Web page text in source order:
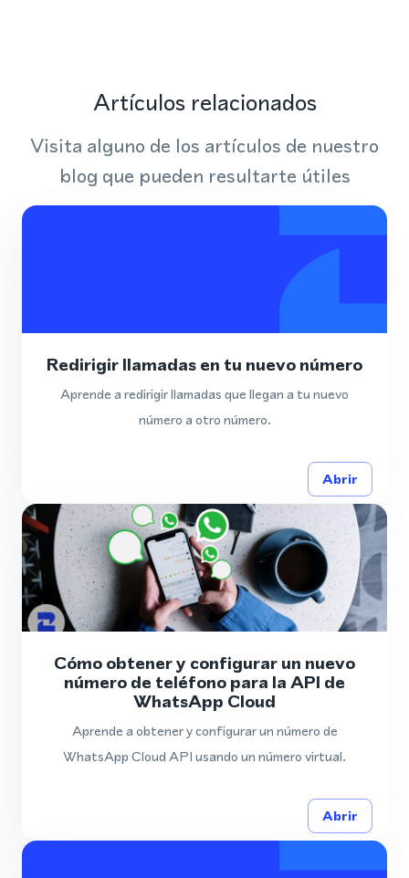
Artículos relacionados
Visita alguno de los artículos de nuestro
blog que pueden resultarte útiles
Redirigir llamadas en tu nuevo número
Aprende a redirigir llamadas que llegan a tu nuevo
número a otro número.
Abrir
Cómo obtener y configurar un nuevo
número de teléfono para la API de
WhatsApp Cloud
Aprende a obtener y configurar un número de
WhatsApp Cloud API usando un número virtual.
Abrir